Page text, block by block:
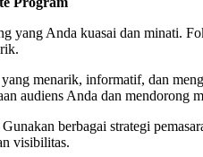
yang Anda kuasai dan minati.
menarik, informatif, dan
audiens Anda dan mendorong
Gunakan berbagai strategi
visibilitas.